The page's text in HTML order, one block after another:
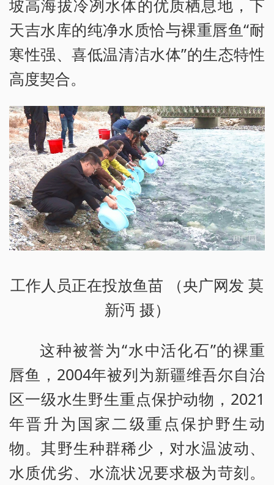
坡高海拔冷冽水体的优质栖息地，下
天吉水库的纯净水质恰与裸重唇鱼“耐
寒性强、喜低温清洁水体”的生态特性
高度契合。
工作人员正在投放鱼苗 （央广网发 莫
新沔 摄）
这种被誉为“水中活化石”的裸重
唇鱼，2004年被列为新疆维吾尔自治
区一级水生野生重点保护动物，2021
年晋升为国家二级重点保护野生动
物。其野生种群稀少，对水温波动、
水质优劣、水流状况要求极为苛刻。